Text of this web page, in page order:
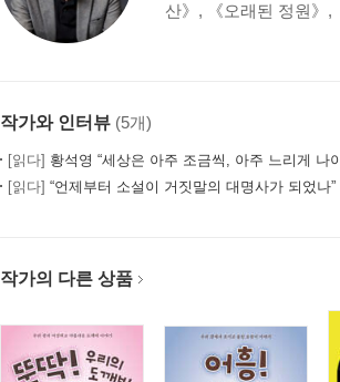
산》, 《오래된 정원》,
작가와 인터뷰 (5개)
[읽다] 황석영 “세상은 아주 조금씩, 아주 느리게 나
[읽다] “언제부터 소설이 거짓말의 대명사가 되었나
작가의 다른 상품